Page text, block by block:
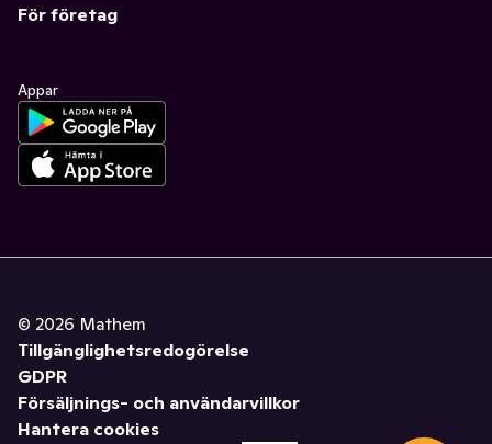
För företag
Appar
© 2026 Mathem
Tillgänglighetsredogörelse
GDPR
Försäljnings- och användarvillkor
Hantera cookies